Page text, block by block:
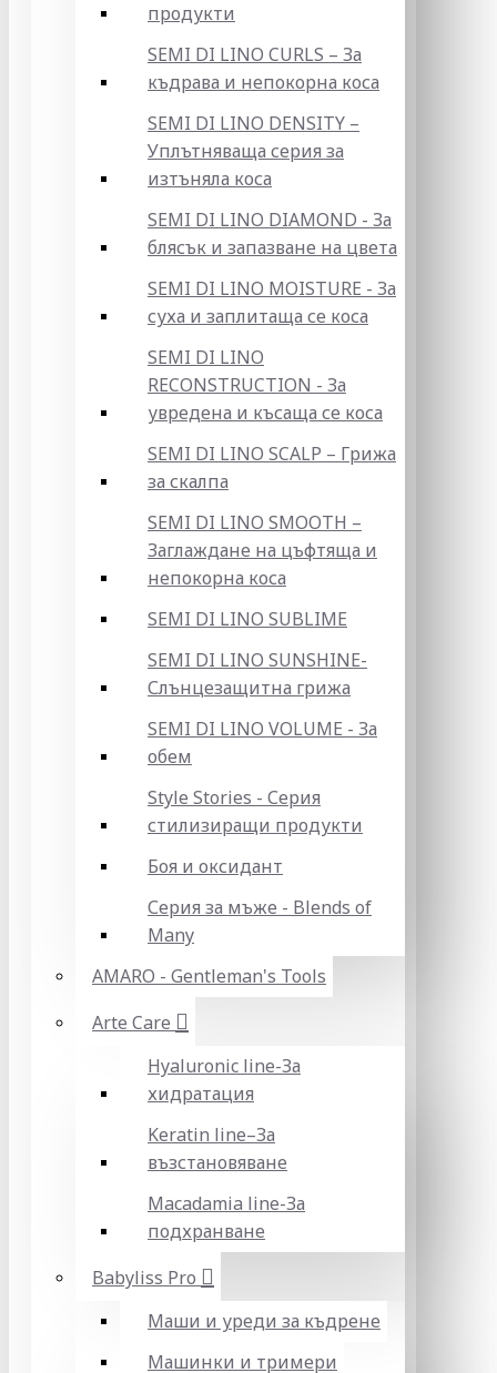
продукти
SEMI DI LINO CURLS – За
къдрава и непокорна коса
SEMI DI LINO DENSITY –
Уплътняваща серия за
изтъняла коса
SEMI DI LINO DIAMOND - За
блясък и запазване на цвета
SEMI DI LINO MOISTURE - За
суха и заплитаща се коса
SEMI DI LINO
RECONSTRUCTION - За
увредена и късаща се коса
SEMI DI LINO SCALP – Грижа
за скалпа
SEMI DI LINO SMOOTH –
Заглаждане на цъфтяща и
непокорна коса
SEMI DI LINO SUBLIME
SEMI DI LINO SUNSHINE-
Слънцезащитна грижа
SEMI DI LINO VOLUME - За
обем
Style Stories - Серия
стилизиращи продукти
Боя и оксидант
Серия за мъже - Blends of
Many
AMARO - Gentleman's Tools
Arte Care
Hyaluronic line-За
хидратация
Keratin line–За
възстановяване
Macadamia line-За
подхранване
Babyliss Pro
Маши и уреди за къдрене
Машинки и тримери